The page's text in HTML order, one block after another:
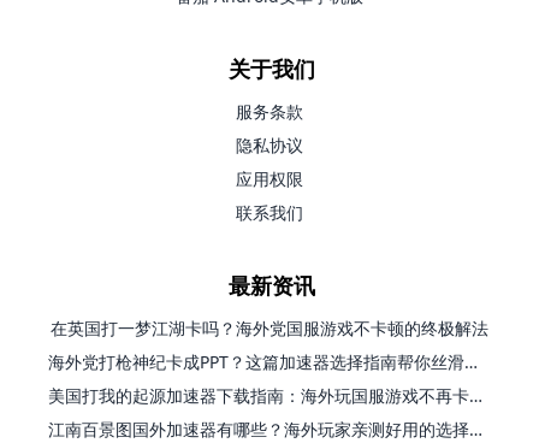
关于我们
服务条款
隐私协议
应用权限
联系我们
最新资讯
在英国打一梦江湖卡吗？海外党国服游戏不卡顿的终极解法
海外党打枪神纪卡成PPT？这篇加速器选择指南帮你丝滑上分
美国打我的起源加速器下载指南：海外玩国服游戏不再卡的终极方案
江南百景图国外加速器有哪些？海外玩家亲测好用的选择与避坑指南